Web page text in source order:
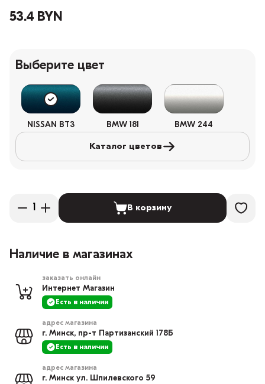
53.4 BYN
Выберите цвет
NISSAN BT3 BMW 181 BMW 244
Каталог цветов
В корзину
Наличие в магазинах
заказать онлайн
Интернет Магазин
Есть в наличии
адрес магазина
г. Минск, пр-т Партизанский 178Б
Есть в наличии
адрес магазина
г. Минск ул. Шпилевского 59